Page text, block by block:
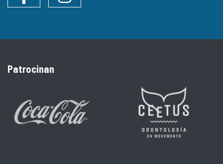
Patrocinan